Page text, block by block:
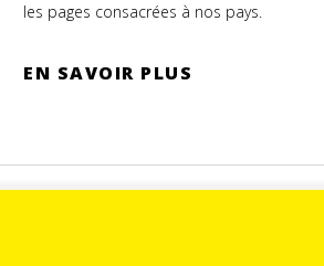
les pages consacrées à nos pays.
EN SAVOIR PLUS